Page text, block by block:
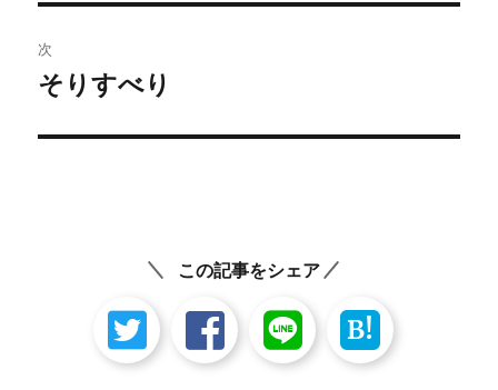
ビ
ゲ
ー
投
稿:
次
次
投
そりすべり
この記事をシェア
B!